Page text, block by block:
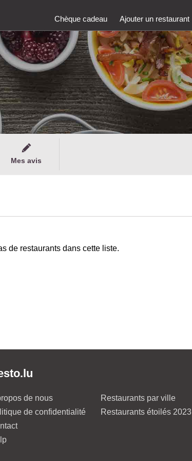
Chèque cadeau Ajouter un restaurant
Mes avis
de restaurants dans cette liste.
de nous
de confidentialité
Restaurants par ville
Restaurants étoilés 2023